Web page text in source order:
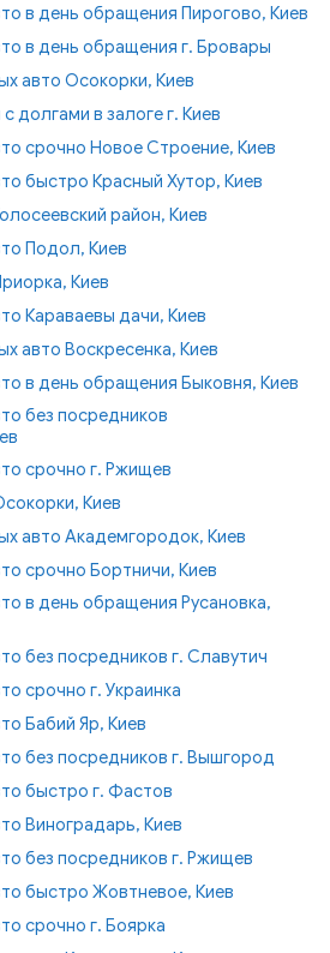
в день обращения Пирогово, Киев
в день обращения г. Бровары
авто Осокорки, Киев
долгами в залоге г. Киев
срочно Новое Строение, Киев
быстро Красный Хутор, Киев
район, Киев
Подол, Киев
Киев
Караваевы дачи, Киев
авто Воскресенка, Киев
в день обращения Быковня, Киев
без посредников
срочно г. Ржищев
Киев
авто Академгородок, Киев
срочно Бортничи, Киев
в день обращения Русановка,
без посредников г. Славутич
срочно г. Украинка
Бабий Яр, Киев
без посредников г. Вышгород
быстро г. Фастов
Виноградарь, Киев
без посредников г. Ржищев
быстро Жовтневое, Киев
срочно г. Боярка